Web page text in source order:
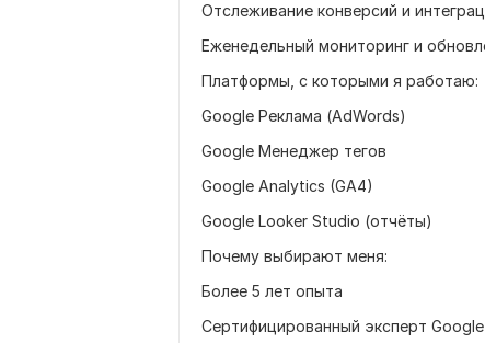
Отслеживание конверсий и
Еженедельный мониторинг и
Платформы, с которыми я работаю:
Google Реклама (AdWords)
Google Менеджер тегов
Google Analytics (GA4)
Google Looker Studio (отчёты)
Почему выбирают меня:
Более 5 лет опыта
Сертифицированный эксперт